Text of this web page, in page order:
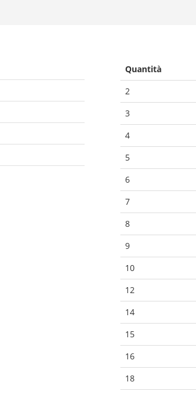
Quantità
2
3
4
5
6
7
8
9
10
12
14
15
16
18